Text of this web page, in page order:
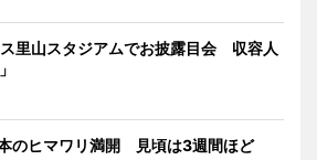
里山スタジアムでお披露目会 収容人
のヒマワリ満開 見頃は3週間ほど